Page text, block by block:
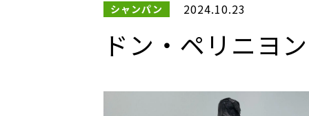
シャンパン 2024.10.23
ドン・ペリニヨ